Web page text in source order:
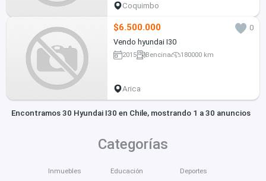
Coquimbo
$6.500.000
0
Vendo hyundai I30
2015 Bencina 180000 km
Arica
Encontramos 30 Hyundai I30 en Chile, mostrando 1 a 30 anuncios
Categorías
Inmuebles Educación Deportes